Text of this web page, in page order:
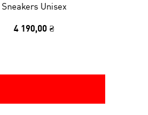
Sneakers Unisex
4 190,00 ₴